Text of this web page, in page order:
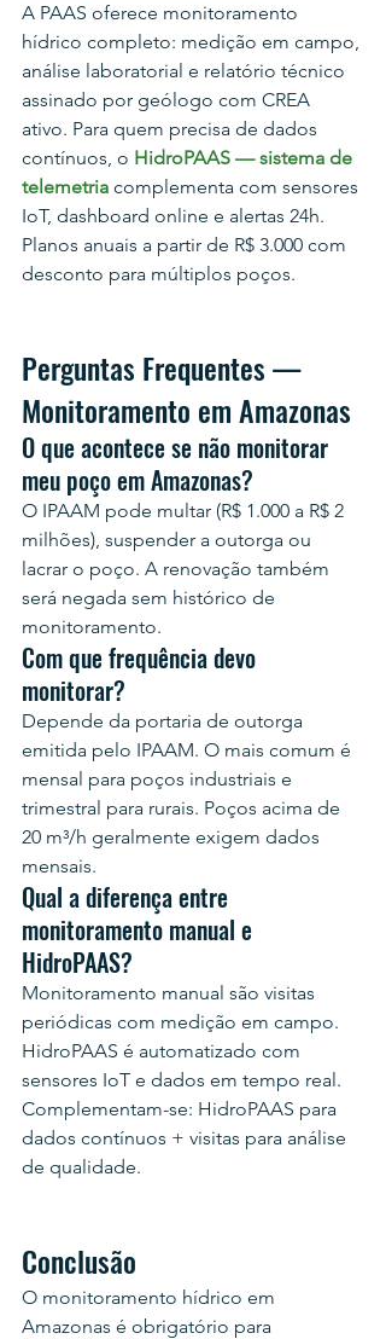
A PAAS oferece monitoramento
hídrico completo: medição em campo,
análise laboratorial e relatório técnico
assinado por geólogo com CREA
ativo. Para quem precisa de dados
contínuos, o HidroPAAS — sistema de
telemetria complementa com sensores
IoT, dashboard online e alertas 24h.
Planos anuais a partir de R$ 3.000 com
desconto para múltiplos poços.
Perguntas Frequentes —
Monitoramento em Amazonas
O que acontece se não monitorar
meu poço em Amazonas?
O IPAAM pode multar (R$ 1.000 a R$ 2
milhões), suspender a outorga ou
lacrar o poço. A renovação também
será negada sem histórico de
monitoramento.
Com que frequência devo
monitorar?
Depende da portaria de outorga
emitida pelo IPAAM. O mais comum é
mensal para poços industriais e
trimestral para rurais. Poços acima de
20 m³/h geralmente exigem dados
mensais.
Qual a diferença entre
monitoramento manual e
HidroPAAS?
Monitoramento manual são visitas
periódicas com medição em campo.
HidroPAAS é automatizado com
sensores IoT e dados em tempo real.
Complementam-se: HidroPAAS para
dados contínuos + visitas para análise
de qualidade.
Conclusão
O monitoramento hídrico em
Amazonas é obrigatório para